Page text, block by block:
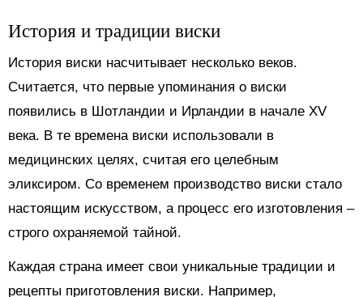
История и традиции виски
История виски насчитывает несколько веков.
Считается, что первые упоминания о виски
появились в Шотландии и Ирландии в начале XV
века. В те времена виски использовали в
медицинских целях, считая его целебным
эликсиром. Со временем производство виски стало
настоящим искусством, а процесс его изготовления –
строго охраняемой тайной.
Каждая страна имеет свои уникальные традиции и
рецепты приготовления виски. Например,